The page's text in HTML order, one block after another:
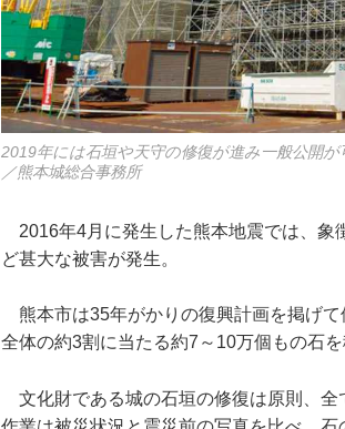
2019年には石垣や天守の修復が進み一般公開
／熊本城総合事務所
2016年4月に発生した熊本地震では、象
ど甚大な被害が発生。
熊本市は35年がかりの復興計画を掲げて
全体の約3割に当たる約7～10万個もの石を
文化財である城の石垣の修復は原則、全